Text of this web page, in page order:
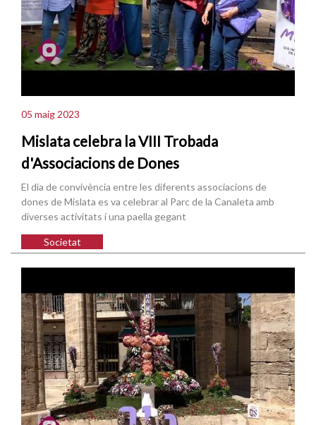
05 maig 2023
Mislata celebra la VIII Trobada
d'Associacions de Dones
El dia de convivència entre les diferents associacions de
dones de Mislata es va celebrar al Parc de la Canaleta amb
diverses activitats i una paella gegant
Societat